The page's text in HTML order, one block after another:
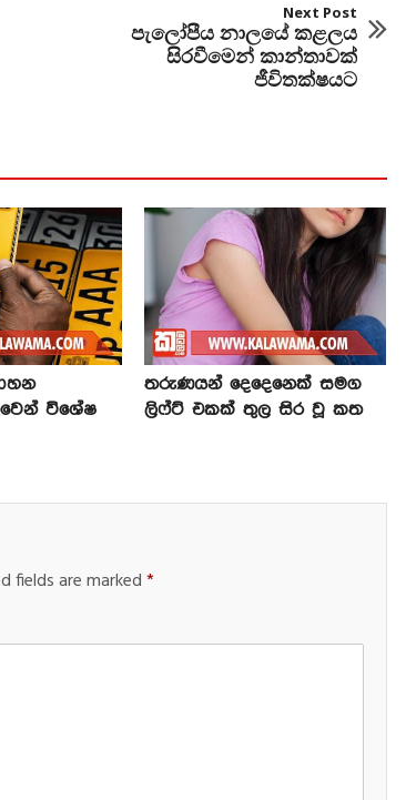
Next Post
පැලෝපීය නාලයේ කළලය
සිරවීමෙන් කාන්තාවක්
ජීවිතක්ෂයට
විශේෂ
තරුණයන් දෙදෙනෙක් සමග
ලිෆ්ට් එකක් තුල සිර වූ කත
fields are marked*